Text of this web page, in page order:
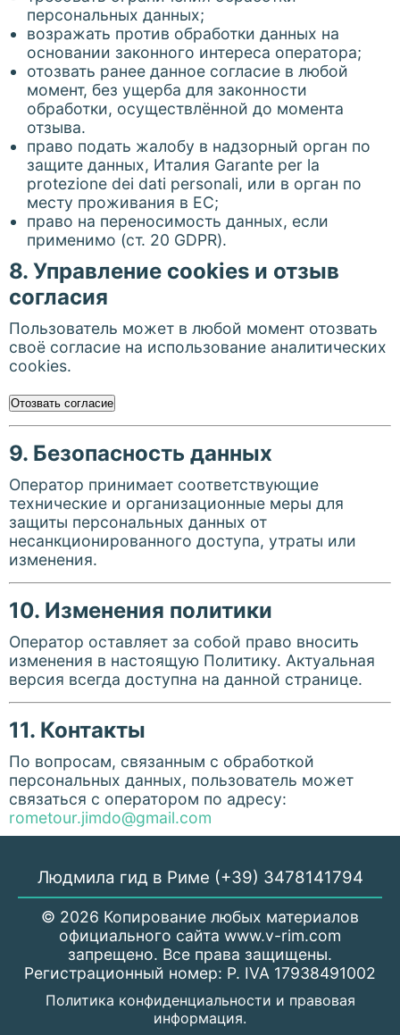
персональных данных;
возражать против обработки данных на
основании законного интереса оператора;
отозвать ранее данное согласие в любой
момент, без ущерба для законности
обработки, осуществлённой до момента
отзыва.
право подать жалобу в надзорный орган по
защите данных, Италия Garante per la
protezione dei dati personali, или в орган по
месту проживания в ЕС;
право на переносимость данных, если
применимо (ст. 20 GDPR).
8. Управление cookies и отзыв
согласия
Пользователь может в любой момент отозвать
своё согласие на использование аналитических
cookies.
Отозвать согласие
9. Безопасность данных
Оператор принимает соответствующие
технические и организационные меры для
защиты персональных данных от
несанкционированного доступа, утраты или
изменения.
10. Изменения политики
Оператор оставляет за собой право вносить
изменения в настоящую Политику. Актуальная
версия всегда доступна на данной странице.
11. Контакты
По вопросам, связанным с обработкой
персональных данных, пользователь может
связаться с оператором по адресу:
rometour.jimdo@gmail.com
Людмила гид в Риме (+39) 3478141794
© 2026 Копирование любых материалов
официального сайта www.v-rim.com
запрещено. Все права защищены.
Регистрационный номер: P. IVA 17938491002
Политика конфиденциальности и правовая
информация.